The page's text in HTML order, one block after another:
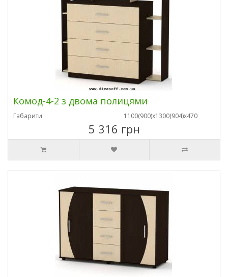
Комод-4-2 з двома полицями
Габарити 1100(900)х1300(904)х470
5 316 грн